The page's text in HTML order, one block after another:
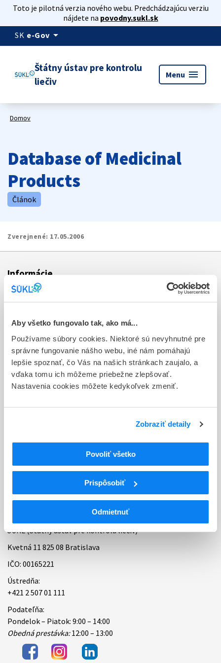
Aby všetko fungovalo tak, ako má...
Používame súbory cookies. Niektoré sú nevyhnutné pre
správne fungovanie nášho webu, iné nám pomáhajú
lepšie spoznať, čo Vás na našich stránkach zaujalo, a
vďaka tomu ich môžeme priebežne zlepšovať.
Nastavenia cookies môžete kedykoľvek zmeniť.
Zobraziť detaily
Povoliť všetko
Prispôsobiť
Odmietnuť
Toto je pilotná verzia nového webu. Predchádzajúcu verziu
nájdete na povodny.sukl.sk
SK e-Gov arrow_drop_down
Štátny ústav pre kontrolu
liečiv
Menu menu
Domov
Database of Medicinal
Products
Článok
Zverejnené: 17.05.2006
Informácie
Aktuality
Dotazník spokojnosti zákazníka
Sťažnosti a petície
Poskytovanie informácií
Ochrana osobných údajov
Úradné hodiny
Kontakt
ŠÚKL (Štátny ústav pre kontrolu liečiv)
Kvetná 11 825 08 Bratislava
IČO: 00165221
Ústredňa:
+421 2 507 01 111
Podateľňa:
Pondelok – Piatok: 9:00 – 14:00
Obedná prestávka:12:00 – 13:00